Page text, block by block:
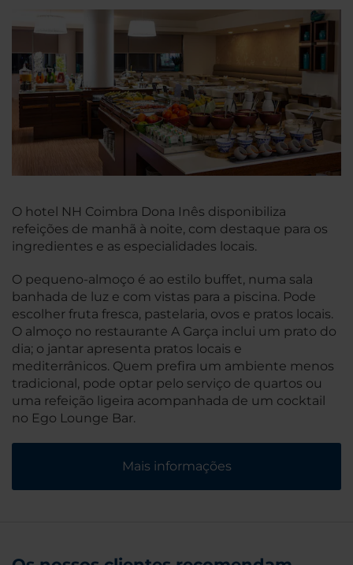
O hotel NH Coimbra Dona Inês disponibiliza
refeições de manhã à noite, com destaque para os
ingredientes e as especialidades locais.
O pequeno-almoço é ao estilo buffet, numa sala
banhada de luz e com vistas para a piscina. Pode
escolher fruta fresca, pastelaria, ovos e pratos locais.
O almoço no restaurante A Garça inclui um prato do
dia; o jantar apresenta pratos locais e
mediterrânicos. Quem prefira um ambiente menos
tradicional, pode optar pelo serviço de quartos ou
uma refeição ligeira acompanhada de um cocktail
no Ego Lounge Bar.
Mais informações